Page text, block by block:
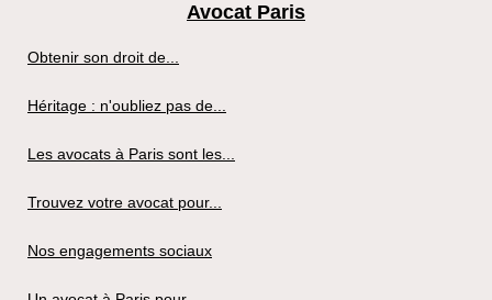
Avocat Paris
Obtenir son droit de...
Héritage : n'oubliez pas de...
Les avocats à Paris sont les...
Trouvez votre avocat pour...
Nos engagements sociaux